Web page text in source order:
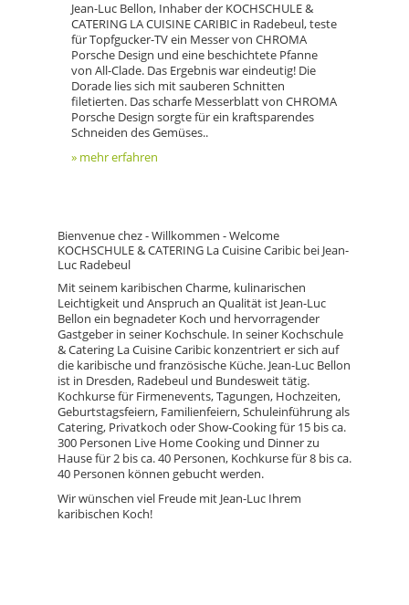
Jean-Luc Bellon, Inhaber der KOCHSCHULE &
CATERING LA CUISINE CARIBIC in Radebeul, teste
für Topfgucker-TV ein Messer von CHROMA
Porsche Design und eine beschichtete Pfanne
von All-Clade. Das Ergebnis war eindeutig! Die
Dorade lies sich mit sauberen Schnitten
filetierten. Das scharfe Messerblatt von CHROMA
Porsche Design sorgte für ein kraftsparendes
Schneiden des Gemüses..
» mehr erfahren
Bienvenue chez - Willkommen - Welcome
KOCHSCHULE & CATERING La Cuisine Caribic bei Jean-
Luc Radebeul
Mit seinem karibischen Charme, kulinarischen
Leichtigkeit und Anspruch an Qualität ist Jean-Luc
Bellon ein begnadeter Koch und hervorragender
Gastgeber in seiner Kochschule. In seiner Kochschule
& Catering La Cuisine Caribic konzentriert er sich auf
die karibische und französische Küche. Jean-Luc Bellon
ist in Dresden, Radebeul und Bundesweit tätig.
Kochkurse für Firmenevents, Tagungen, Hochzeiten,
Geburtstagsfeiern, Familienfeiern, Schuleinführung als
Catering, Privatkoch oder Show-Cooking für 15 bis ca.
300 Personen Live Home Cooking und Dinner zu
Hause für 2 bis ca. 40 Personen, Kochkurse für 8 bis ca.
40 Personen können gebucht werden.
Wir wünschen viel Freude mit Jean-Luc Ihrem
karibischen Koch!